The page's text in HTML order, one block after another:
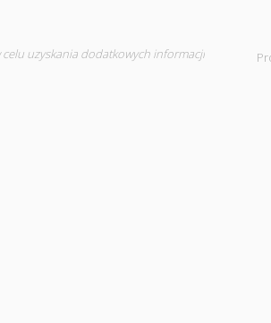
uzyskania dodatkowych informacji